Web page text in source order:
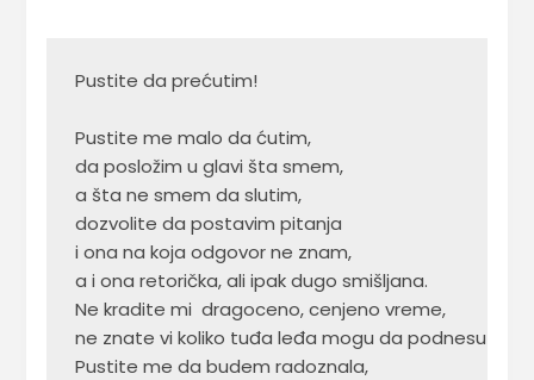
Pustite da prećutim!
Pustite me malo da ćutim,
da posložim u glavi šta smem,
a šta ne smem da slutim,
dozvolite da postavim pitanja
i ona na koja odgovor ne znam,
a i ona retorička, ali ipak dugo smišljana.
Ne kradite mi  dragoceno, cenjeno vreme,
ne znate vi koliko tuđa leđa mogu da podnesu
Pustite me da budem radoznala,